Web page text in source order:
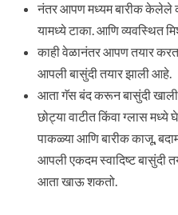
नंतर आपण मध्यम बारीक केलेले
यामध्ये टाका. आणि व्यवस्थित
काही वेळानंतर आपण तयार
आपली बासुंदी तयार झाली आहे.
आता गॅस बंद करून बासुंदी
छोट्या वाटीत किंवा ग्लास मध्ये
पाकळ्या आणि बारीक काजू,
आपली एकदम स्वादिष्ट
आता खाऊ शकतो.